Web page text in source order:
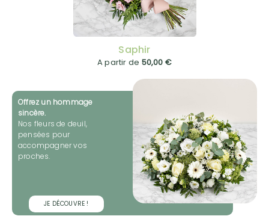
Saphir
A partir de 50,00 €
Offrez un hommage
sincère.
Nos fleurs de deuil,
pensées pour
accompagner vos
proches.
JE DÉCOUVRE !